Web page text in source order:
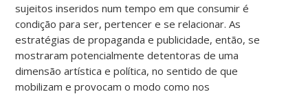
sujeitos inseridos num tempo em que consumir é
condição para ser, pertencer e se relacionar. As
estratégias de propaganda e publicidade, então, se
mostraram potencialmente detentoras de uma
dimensão artística e política, no sentido de que
mobilizam e provocam o modo como nos